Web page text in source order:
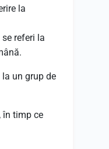
la
referi la
un grup de
în timp ce